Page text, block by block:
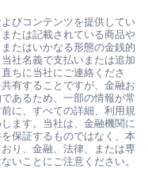
びコンテンツを提供してい
たは記載されている商品や
たはいかなる形態の金銭的
社名義で支払いまたは追加
ちに当社にご連絡くださ
有することですが、金融お
あるため、一部の情報が常
に、すべての詳細、利用規
ます。当社は、金融機関に
保証するものではなく、本
り、金融、法律、または専
いことにご注意ください。